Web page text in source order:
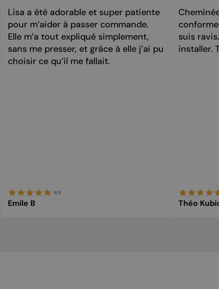
Lisa a été adorable et super patiente
pour m’aider à passer commande.
Elle m’a tout expliqué simplement,
sans me presser, et grâce à elle j’ai pu
choisir ce qu’il me fallait.
5/5
Emile B
suis
installer.
Théo